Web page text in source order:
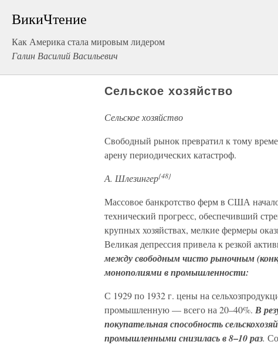
ВикиЧтение
Как Америка стала мировым лидером
Галин Василий Васильевич
Сельское хозяйство
Сельское хозяйство
Свободный рынок превратил к тому
арену периодических катастроф.
А. Шлезингер{48}
Массовое банкротство ферм в США
технический прогресс, обеспечивший
крупных хозяйствах, мелкие фермеры
Великая депрессия привела к резкой
между свободным чисто рыночным
монополиями в промышленности:
С 1929 по 1932 г. цены на
промышленную — всего на 20–40%. В
покупательная способность
промышленными снизилась в 8–10 раз.